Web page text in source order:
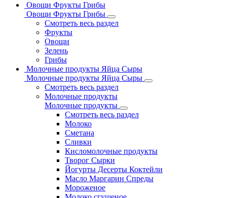
Овощи Фрукты Грибы
Овощи Фрукты Грибы
Смотреть весь раздел
Фрукты
Овощи
Зелень
Грибы
Молочные продукты Яйца Сыры
Молочные продукты Яйца Сыры
Смотреть весь раздел
Молочные продукты
Молочные продукты
Смотреть весь раздел
Молоко
Сметана
Сливки
Кисломолочные продукты
Творог Сырки
Йогурты Десерты Коктейли
Масло Маргарин Спреды
Мороженое